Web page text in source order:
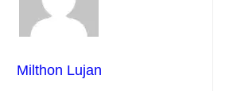
Milthon Lujan